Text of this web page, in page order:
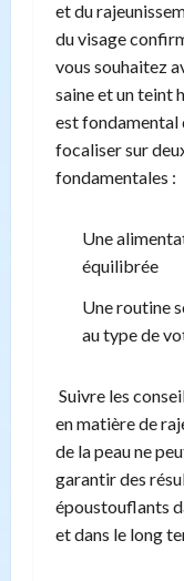
et du
du visage
vous souhaitez
saine et un teint
est fondamental
focaliser sur
fondamentales :
Une
équilibrée
Une routine
au type de
Suivre les
en matière de
de la peau ne
garantir des
époustouflants
et dans le long